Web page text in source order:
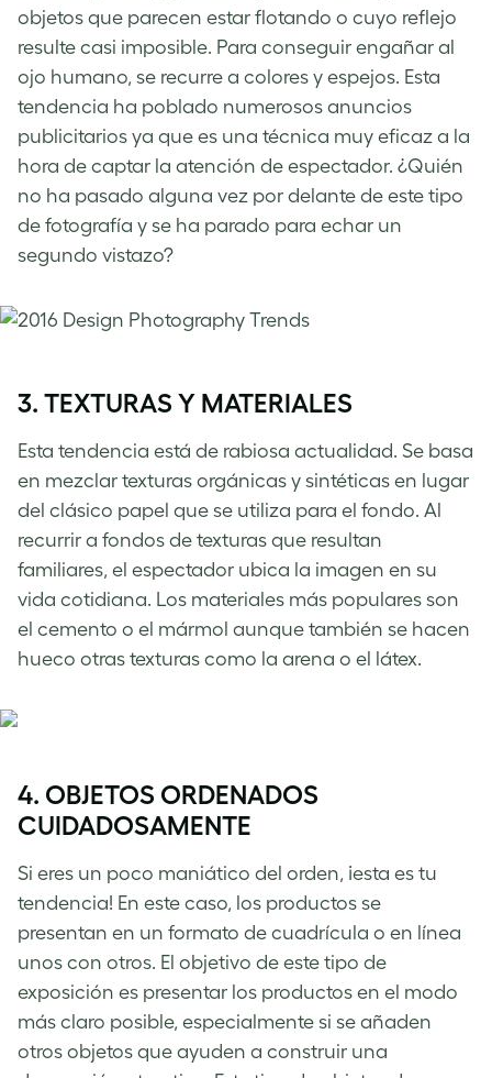
objetos que parecen estar flotando o cuyo reflejo
resulte casi imposible. Para conseguir engañar al
ojo humano, se recurre a colores y espejos. Esta
tendencia ha poblado numerosos anuncios
publicitarios ya que es una técnica muy eficaz a la
hora de captar la atención de espectador. ¿Quién
no ha pasado alguna vez por delante de este tipo
de fotografía y se ha parado para echar un
segundo vistazo?
3. TEXTURAS Y MATERIALES
Esta tendencia está de rabiosa actualidad. Se basa
en mezclar texturas orgánicas y sintéticas en lugar
del clásico papel que se utiliza para el fondo. Al
recurrir a fondos de texturas que resultan
familiares, el espectador ubica la imagen en su
vida cotidiana. Los materiales más populares son
el cemento o el mármol aunque también se hacen
hueco otras texturas como la arena o el látex.
4. OBJETOS ORDENADOS
CUIDADOSAMENTE
Si eres un poco maniático del orden, ¡esta es tu
tendencia! En este caso, los productos se
presentan en un formato de cuadrícula o en línea
unos con otros. El objetivo de este tipo de
exposición es presentar los productos en el modo
más claro posible, especialmente si se añaden
otros objetos que ayuden a construir una